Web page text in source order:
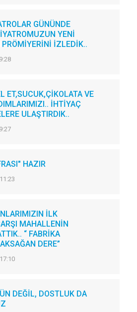
GÜNÜNDE
YENİ
PRÖMİYERİNİ İZLEDİK..
ET,SUCUK,ÇİKOLATA VE
İHTİYAÇ
ULAŞTIRDIK..
HAZIR
İLK
MAHALLENİN
“ FABRİKA
DERE”
DEĞİL, DOSTLUK DA